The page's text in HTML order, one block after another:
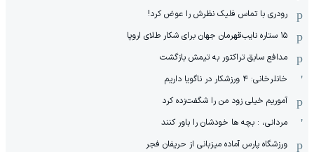
رودری با تماس فلیک نظرش را عوض کرد!
١۵ ستاره نایب‌قهرمان جهان برای شکار طلای اروپا
مدافع سابق تراکتور به تیمش بازگشت
خانلرخانی: ۴ ورزشکار در ناگویا داریم
آموریم خیلی زود من را شگفت‌زده کرد
مردانی، : بچه ها خودشان را باور کنند
ورزشگاه پارس آماده میزبانی از حریفان فجر